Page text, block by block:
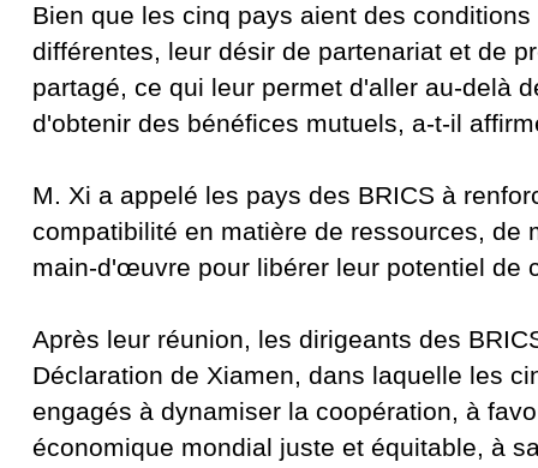
Bien que les cinq pays aient des
différentes, leur désir de partenariat et de
partagé, ce qui leur permet d'aller au-delà
d'obtenir des bénéfices mutuels, a-t-il
M. Xi a appelé les pays des BRICS à
compatibilité en matière de ressources, de
main-d'œuvre pour libérer leur potentiel de
Après leur réunion, les dirigeants des
Déclaration de Xiamen, dans laquelle les
engagés à dynamiser la coopération, à
économique mondial juste et équitable, à